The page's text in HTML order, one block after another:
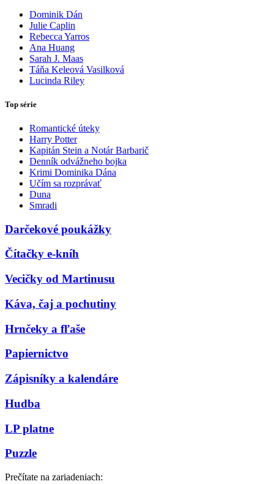
Dominik Dán
Julie Caplin
Rebecca Yarros
Ana Huang
Sarah J. Maas
Táňa Keleová Vasilková
Lucinda Riley
Top série
Romantické úteky
Harry Potter
Kapitán Stein a Notár Barbarič
Denník odvážneho bojka
Krimi Dominika Dána
Učím sa rozprávať
Duna
Smradi
Darčekové poukážky
Čítačky e-kníh
Vecičky od Martinusu
Káva, čaj a pochutiny
Hrnčeky a fľaše
Papiernictvo
Zápisníky a kalendáre
Hudba
LP platne
Puzzle
Prečítate na zariadeniach: